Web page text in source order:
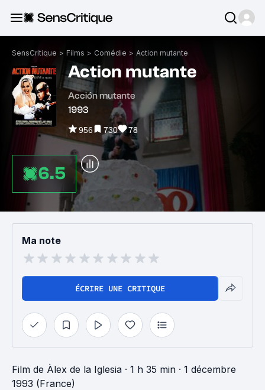
SensCritique > Films > Comédie > Action mutante
Action mutante
Acción mutante
1993
956 730 78
6.5
Ma note
ÉCRIRE UNE CRITIQUE
Film de Àlex de la Iglesia · 1 h 35 min · 1 décembre
1993 (France)